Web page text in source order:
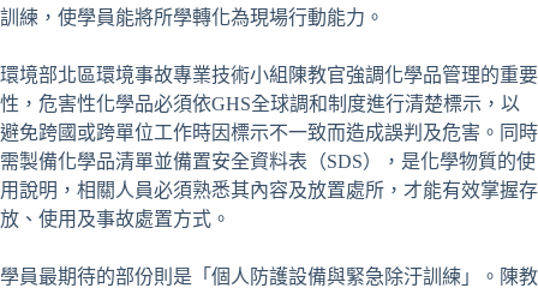
訓練，使學員能將所學轉化為現場行動能力。
環境部北區環境事故專業技術小組陳教官強調化學品管理的重要
性，危害性化學品必須依GHS全球調和制度進行清楚標示，以
避免跨國或跨單位工作時因標示不一致而造成誤判及危害。同時
需製備化學品清單並備置安全資料表（SDS），是化學物質的使
用說明，相關人員必須熟悉其內容及放置處所，才能有效掌握存
放、使用及事故處置方式。
學員最期待的部份則是「個人防護設備與緊急除汙訓練」。陳教